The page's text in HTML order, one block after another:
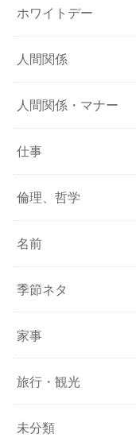
ホワイトデー
人間関係
人間関係・マナー
仕事
倫理、哲学
名前
季節ネタ
家事
旅行・観光
未分類